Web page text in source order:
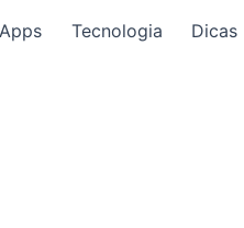
Apps Tecnologia Dicas